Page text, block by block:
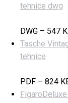
tehnice dwg
DWG – 547
Tasche
tehnice
PDF – 824